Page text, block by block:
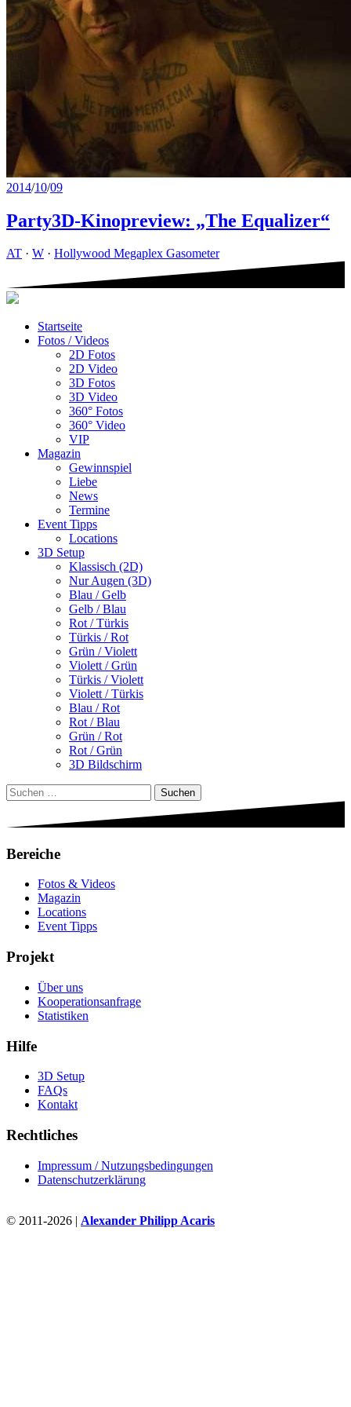
2014/10/09
Party3D-Kinopreview: „The Equalizer“
AT · W · Hollywood Megaplex Gasometer
Startseite
Fotos / Videos
2D Fotos
2D Video
3D Fotos
3D Video
360° Fotos
360° Video
VIP
Magazin
Gewinnspiel
Liebe
News
Termine
Event Tipps
Locations
3D Setup
Klassisch (2D)
Nur Augen (3D)
Blau / Gelb
Gelb / Blau
Rot / Türkis
Türkis / Rot
Grün / Violett
Violett / Grün
Türkis / Violett
Violett / Türkis
Blau / Rot
Rot / Blau
Grün / Rot
Rot / Grün
3D Bildschirm
Suchen
nach:
Bereiche
Fotos & Videos
Magazin
Locations
Event Tipps
Projekt
Über uns
Kooperationsanfrage
Statistiken
Hilfe
3D Setup
FAQs
Kontakt
Rechtliches
Impressum / Nutzungsbedingungen
Datenschutzerklärung
© 2011-2026 | Alexander Philipp Acaris